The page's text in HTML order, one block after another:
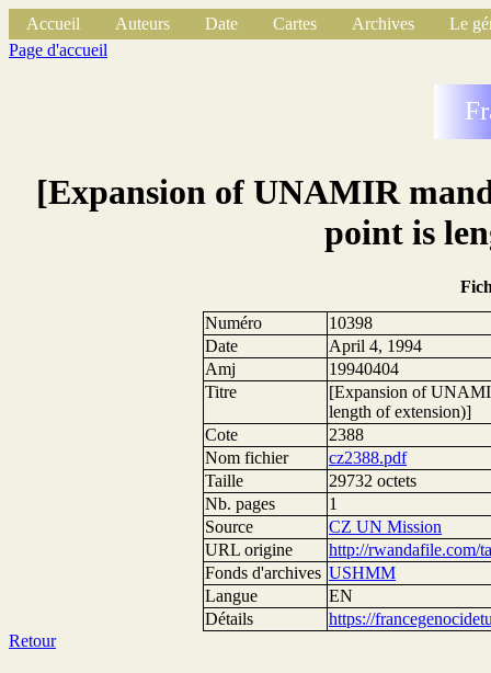
Accueil Auteurs Date Cartes Archives
Le
Page d'accueil
[Expansion of UNAMIR
point is
Numéro
10398
Date
April 4, 1994
Amj
19940404
Titre
[Expansion of
length of extension)]
Cote
2388
Nom fichier
cz2388.pdf
Taille
29732 octets
Nb. pages
1
Source
CZ UN Mission
URL origine
http://rwandafile.com/
Fonds d'archives USHMM
Langue
EN
Détails
https://
Retour